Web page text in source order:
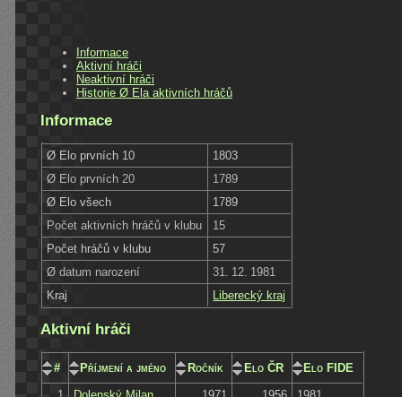
Informace
Aktivní hráči
Neaktivní hráči
Historie Ø Ela aktivních hráčů
Informace
Ø Elo prvních 10
1803
Ø Elo prvních 20
1789
Ø Elo všech
1789
Počet aktivních hráčů v klubu
15
Počet hráčů v klubu
57
Ø datum narození
31. 12. 1981
Kraj
Liberecký kraj
Aktivní hráči
# Příjmení a jméno Ročník Elo ČR
Elo FIDE